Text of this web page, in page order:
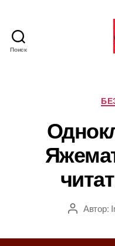
Поиск
А Автор: